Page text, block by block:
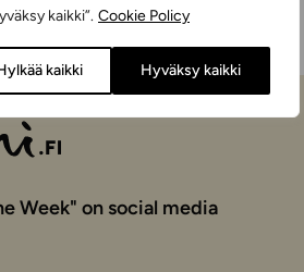
kaikki”. Cookie Policy
kaikki Hyväksy kaikki
Week" on social media